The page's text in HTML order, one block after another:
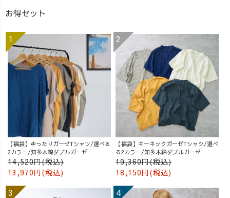
お得セット
【福袋】ゆったりガーゼTシャツ/選べる
2カラー/知多木綿ダブルガーゼ
14,520円(税込)
13,970円(税込)
【福袋】キーネックガーゼTシャツ/選べ
る2カラー/知多木綿ダブルガーゼ
19,360円(税込)
18,150円(税込)